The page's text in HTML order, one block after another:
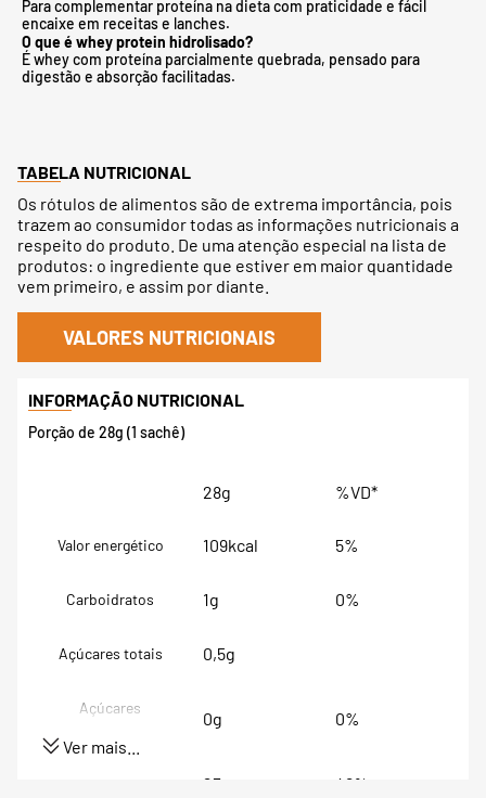
Para complementar proteína na dieta com praticidade e fácil
encaixe em receitas e lanches.
O que é whey protein hidrolisado?
É whey com proteína parcialmente quebrada, pensado para
digestão e absorção facilitadas.
TABELA NUTRICIONAL
Os rótulos de alimentos são de extrema importância, pois
trazem ao consumidor todas as informações nutricionais a
respeito do produto. De uma atenção especial na lista de
produtos: o ingrediente que estiver em maior quantidade
vem primeiro, e assim por diante.
VALORES NUTRICIONAIS
Porção de 28g (1 sachê)
28g %VD*
Valor energético 109kcal 5%
Carboidratos 1g 0%
Açúcares totais 0,5g
Açúcares
0g 0%
23g 46%
Ver mais...